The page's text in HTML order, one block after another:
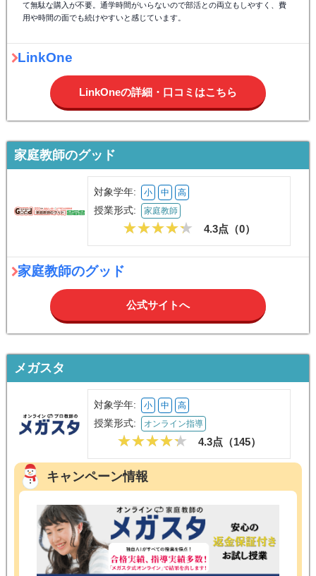
て無駄な購入が不要。通学時間がいらないので部活との両立もしやすく、費
用や時間の面でも続けやすいと感じています。
LinkOne
LinkOneの詳細・口コミはこちら
家庭教師のグッド
対象学年: 小 中 高
授業形式: 家庭教師
4.3点（0）
家庭教師のグッド
公式サイトへ
メガスタ
対象学年: 小 中 高
授業形式: オンライン指導
4.3点（145）
キャンペーン情報